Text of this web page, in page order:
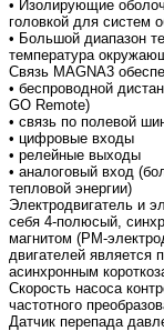
• Изолирующие
головкой для систем
• Большой диапазон
температура
Связь MAGNA3
• беспроводной
GO Remote)
• связь по полевой
• цифровые входы
• релейные выходы
• аналоговый вход
тепловой энергии)
Электродвигатель и
себя 4-полюсый,
магнитом (РМ-
двигателей
асинхронным
Скорость насоса
частотного
Датчик перепада